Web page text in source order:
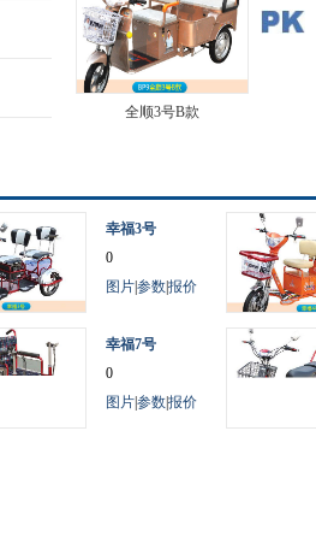
全顺3号B款
幸福3号
0
图片参数报价
幸福7号
0
图片参数报价